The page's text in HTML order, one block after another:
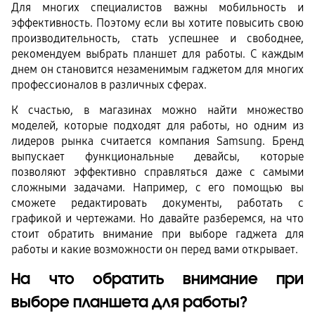
Для многих специалистов важны мобильность и
эффективность. Поэтому если вы хотите повысить свою
производительность, стать успешнее и свободнее,
рекомендуем выбрать планшет для работы. С каждым
днем он становится незаменимым гаджетом для многих
профессионалов в различных сферах.
К счастью, в магазинах можно найти множество
моделей, которые подходят для работы, но одним из
лидеров рынка считается компания Samsung. Бренд
выпускает функциональные девайсы, которые
позволяют эффективно справляться даже с самыми
сложными задачами. Например, с его помощью вы
сможете редактировать документы, работать с
графикой и чертежами. Но давайте разберемся, на что
стоит обратить внимание при выборе гаджета для
работы и какие возможности он перед вами открывает.
На что обратить внимание при
выборе планшета для работы?